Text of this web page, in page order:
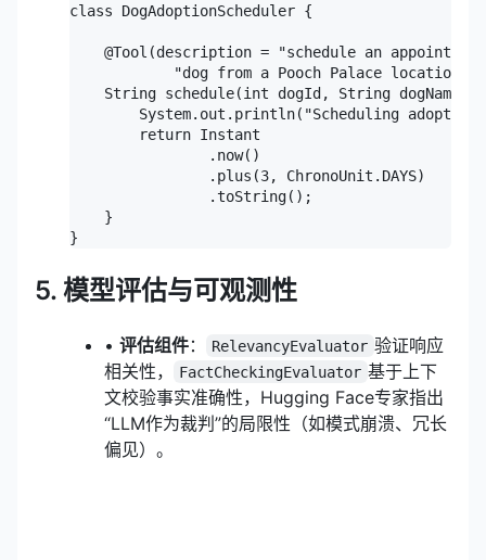
class DogAdoptionScheduler {
@Tool(description = "schedule an
"dog from a Pooch Palace location")
String schedule(int dogId, String dogName) {
System.out.println("Scheduling adoption
return Instant
.now()
.plus(3, ChronoUnit.DAYS)
.toString();
}
}
5. 模型评估与可观测性
• 评估组件： RelevancyEvaluator 验证响应
相关性，
FactCheckingEvaluator 基于上下
文校验事实准确性， Hugging Face专家指出
“LLM作为裁判”的局限性（如模式崩溃、冗长
偏见）。